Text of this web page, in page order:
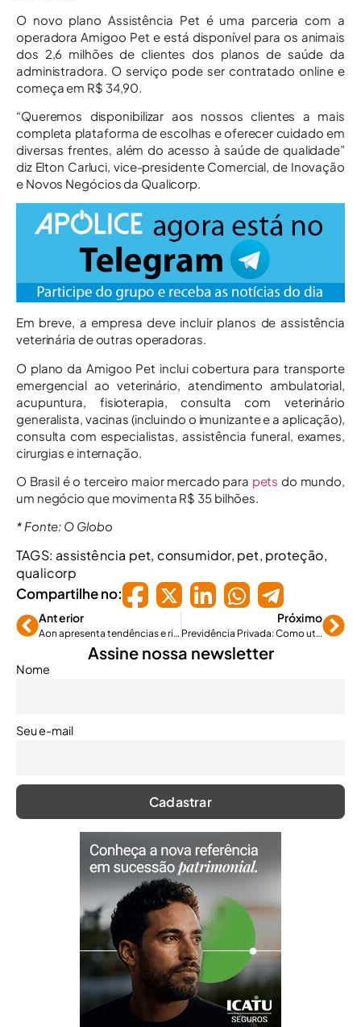
O novo plano Assistência Pet é uma parceria com a
operadora Amigoo Pet e está disponível para os animais
dos 2,6 milhões de clientes dos planos de saúde da
administradora. O serviço pode ser contratado online e
começa em R$ 34,90.
“Queremos disponibilizar aos nossos clientes a mais
completa plataforma de escolhas e oferecer cuidado em
diversas frentes, além do acesso à saúde de qualidade”
diz Elton Carluci, vice-presidente Comercial, de Inovação
e Novos Negócios da Qualicorp.
Em breve, a empresa deve incluir planos de assistência
veterinária de outras operadoras.
O plano da Amigoo Pet inclui cobertura para transporte
emergencial ao veterinário, atendimento ambulatorial,
acupuntura, fisioterapia, consulta com veterinário
generalista, vacinas (incluindo o imunizante e a aplicação),
consulta com especialistas, assistência funeral, exames,
cirurgias e internação.
O Brasil é o terceiro maior mercado para pets do mundo,
um negócio que movimenta R$ 35 bilhões.
* Fonte: O Globo
TAGS: assistência pet, consumidor, pet, proteção,
qualicorp
Compartilhe no:
Anterior
Aon apresenta tendências e riscos para melhor tomada de decisões
Próximo
Previdência Privada: Como utilizar o Imposto de Renda para iniciar?
Assine nossa newsletter
Nome
Seu e-mail